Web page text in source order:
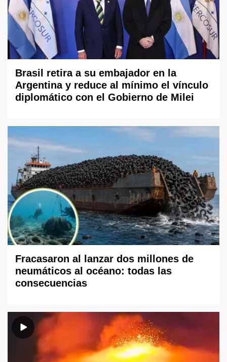
Brasil retira a su embajador en la
Argentina y reduce al mínimo el vínculo
diplomático con el Gobierno de Milei
Fracasaron al lanzar dos millones de
neumáticos al océano: todas las
consecuencias